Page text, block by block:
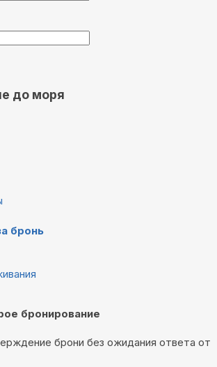
до моря
бронь
бронирование
брони без ожидания ответа от